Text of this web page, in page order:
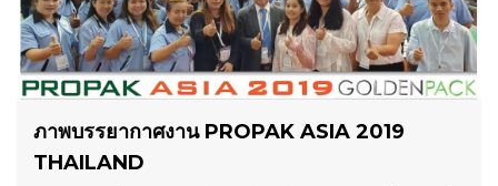
23/07/2019
ภาพบรรยากาศงาน PROPAK ASIA 2019
THAILAND